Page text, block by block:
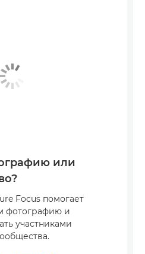
или
Focus помогает
фотографию и
участниками